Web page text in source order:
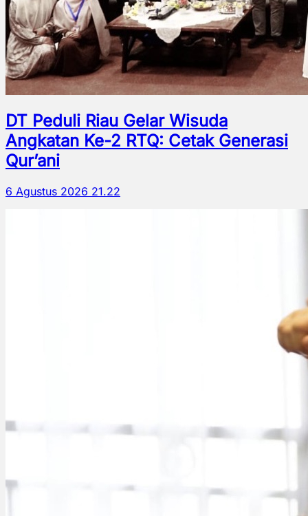
DT Peduli Riau Gelar Wisuda
Angkatan Ke-2 RTQ: Cetak Generasi
Qur’ani
6 Agustus 2026 21.22